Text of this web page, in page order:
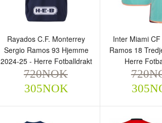
Rayados C.F. Monterrey
Sergio Ramos 93 Hjemme
2024-25 - Herre
Fotballdrakt
720NOK 305NOK
Inter Miami
Ramos 18
Herre
Rayados C.F. Monterrey
Sergio Ramos 93 Hjemme
2024-25 - Herre Fotballdrakt
720NOK
305NOK
Inter Miami
Ramos 18
Herre